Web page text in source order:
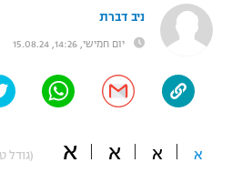
"מחצית בשכונה" – פודקאסט
משתתפים וזוכים בפרסים
אופניים
כדורמים
פוטבול אמריקאי NFL
ניב דברת
יום חמישי, 14:26, 15.08.24
א א א א (גודל